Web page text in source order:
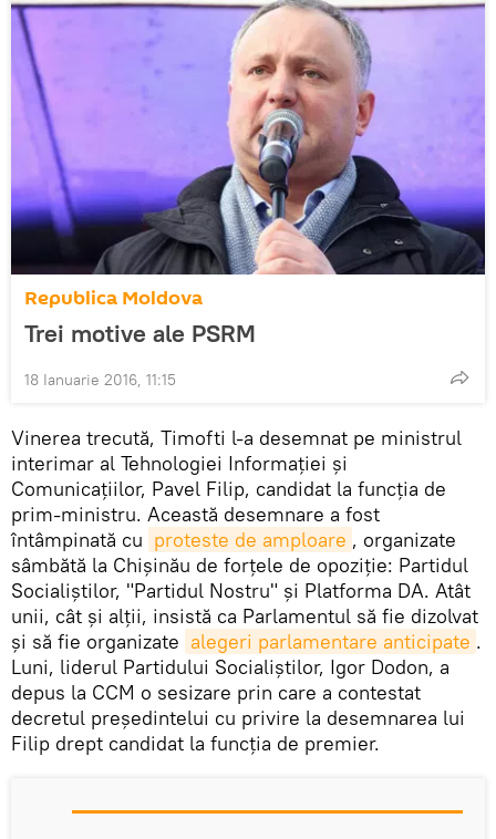
Republica Moldova
Trei motive ale PSRM
18 Ianuarie 2016, 11:15
Vinerea trecută, Timofti l-a desemnat pe ministrul
interimar al Tehnologiei Informației și
Comunicațiilor, Pavel Filip, candidat la funcția de
prim-ministru. Această desemnare a fost
întâmpinată cu proteste de amploare , organizate
sâmbătă la Chișinău de forțele de opoziție: Partidul
Socialiștilor, "Partidul Nostru" și Platforma DA. Atât
unii, cât şi alții, insistă ca Parlamentul să fie dizolvat
și să fie organizate alegeri parlamentare anticipate .
Luni, liderul Partidului Socialiștilor, Igor Dodon, a
depus la CCM o sesizare prin care a contestat
decretul președintelui cu privire la desemnarea lui
Filip drept candidat la funcția de premier.